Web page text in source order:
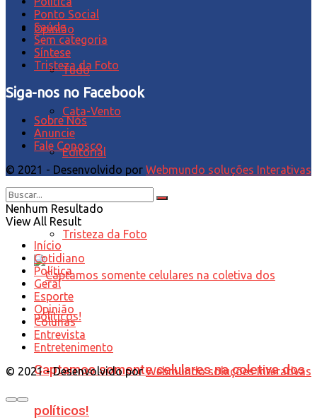
Opinião
Tudo
Cata-Vento
Editorial
Tristeza da Foto
Captamos somente celulares na coletiva dos
políticos!
Ponto Social
Saúde
Sem categoria
Síntese
Tristeza da Foto
Siga-nos no Facebook
Sobre Nós
Anuncie
Fale Conosco
© 2021 - Desenvolvido por Webmundo soluções Interativas
Nenhum Resultado
View All Result
Início
Cotidiano
Política
Geral
Esporte
Opinião
Colunas
Entrevista
Entretenimento
© 2021 - Desenvolvido porWebmundo soluções Interativas